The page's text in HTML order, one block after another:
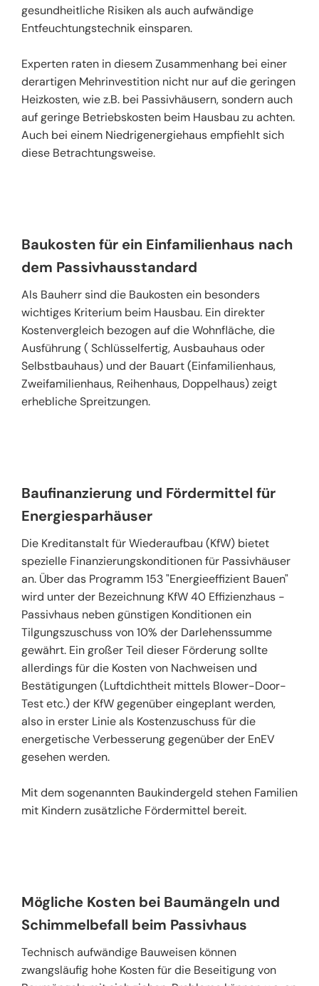
gesundheitliche Risiken als auch aufwändige
Entfeuchtungstechnik einsparen.
Experten raten in diesem Zusammenhang bei einer
derartigen Mehrinvestition nicht nur auf die geringen
Heizkosten, wie z.B. bei Passivhäusern, sondern auch
auf geringe Betriebskosten beim Hausbau zu achten.
Auch bei einem Niedrigenergiehaus empfiehlt sich
diese Betrachtungsweise.
Baukosten für ein Einfamilienhaus nach
dem Passivhausstandard
Als Bauherr sind die Baukosten ein besonders
wichtiges Kriterium beim Hausbau. Ein direkter
Kostenvergleich bezogen auf die Wohnfläche, die
Ausführung ( Schlüsselfertig, Ausbauhaus oder
Selbstbauhaus) und der Bauart (Einfamilienhaus,
Zweifamilienhaus, Reihenhaus, Doppelhaus) zeigt
erhebliche Spreitzungen.
Baufinanzierung und Fördermittel für
Energiesparhäuser
Die Kreditanstalt für Wiederaufbau (KfW) bietet
spezielle Finanzierungskonditionen für Passivhäuser
an. Über das Programm 153 "Energieeffizient Bauen"
wird unter der Bezeichnung KfW 40 Effizienzhaus -
Passivhaus neben günstigen Konditionen ein
Tilgungszuschuss von 10% der Darlehenssumme
gewährt. Ein großer Teil dieser Förderung sollte
allerdings für die Kosten von Nachweisen und
Bestätigungen (Luftdichtheit mittels Blower-Door-
Test etc.) der KfW gegenüber eingeplant werden,
also in erster Linie als Kostenzuschuss für die
energetische Verbesserung gegenüber der EnEV
gesehen werden.
Mit dem sogenannten Baukindergeld stehen Familien
mit Kindern zusätzliche Fördermittel bereit.
Mögliche Kosten bei Baumängeln und
Schimmelbefall beim Passivhaus
Technisch aufwändige Bauweisen können
zwangsläufig hohe Kosten für die Beseitigung von